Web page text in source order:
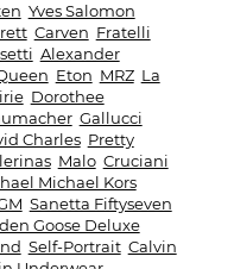
Yves Salomon
Carven Fratelli
Alexander
Eton MRZ La
Dorothee
Gallucci
Charles Pretty
Malo Cruciani
Michael Kors
Sanetta Fiftyseven
Goose Deluxe
Self-Portrait Calvin